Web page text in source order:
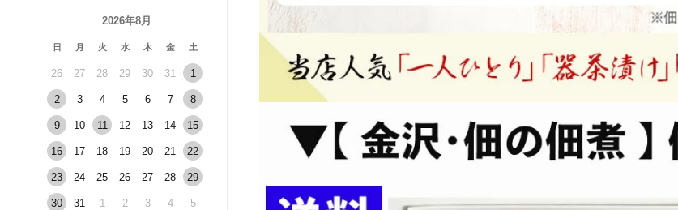
2026年8月
日 月 火 水 木 金 土
26 27 28 29 30 31 1
2 3 4 5 6 7 8
9 10 11 12 13 14 15
16 17 18 19 20 21 22
23 24 25 26 27 28 29
30 31 1 2 3 4 5